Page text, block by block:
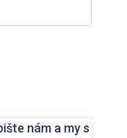
nám a my s